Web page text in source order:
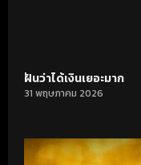
ฝันว่าได้เงินเยอะมาก
31 พฤษภาคม 2026